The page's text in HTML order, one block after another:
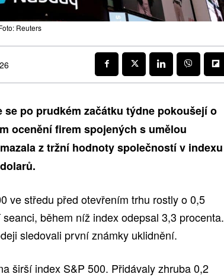
Reuters
po prudkém začátku týdne pokoušejí o
ocenění firem spojených s umělou
z tržní hodnoty společností v indexu
ve středu před otevřením trhu rostly o 0,5
během níž index odepsal 3,3 procenta.
sledovali první známky uklidnění.
širší index S&P 500. Přidávaly zhruba 0,2